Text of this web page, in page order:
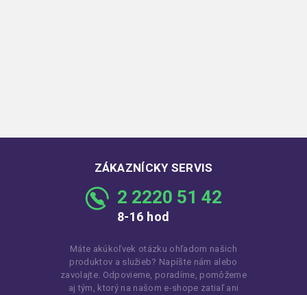
ZÁKAZNÍCKY SERVIS
2 2220 51 42
8-16 hod
Máte akúkoľvek otázku ohľadom našich
produktov a služieb? Napíšte nám alebo
zavolajte. Odpovieme, poradíme, pomôžeme
aj tým, ktorý na našom e-shope zatiaľ ani